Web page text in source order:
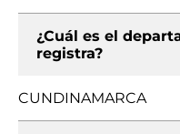
¿Cuál es el
registra?
CUNDINAMARCA